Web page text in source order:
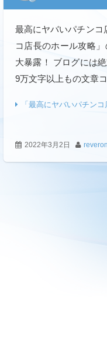
最高にヤバいパチン
コ店長のホール攻略
大暴露！ ブログには
9万文字以上もの文章
「最高にヤバいパチン
2022年3月2日 reveron